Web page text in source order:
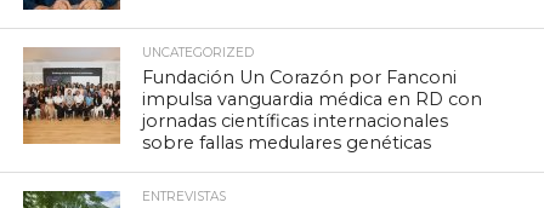
UNCATEGORIZED
Fundación Un Corazón por Fanconi
impulsa vanguardia médica en RD con
jornadas científicas internacionales
sobre fallas medulares genéticas
ENTREVISTAS